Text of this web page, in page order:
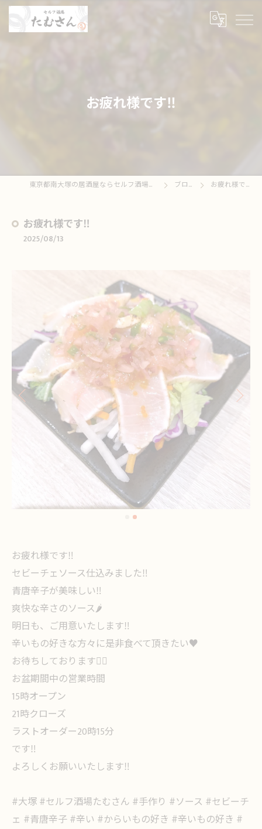
お疲れ様です‼️
東京都南大塚の居酒屋ならセルフ酒場たむさん ブログ お疲れ様です‼️
お疲れ様です‼️
2025/08/13
お疲れ様です‼️
セビーチェソース仕込みました‼️
青唐辛子が美味しい‼️
爽快な辛さのソース🌶
明日も、ご用意いたします‼️
辛いもの好きな方々に是非食べて頂きたい♥️
お待ちしております🙇‍♀️
お盆期間中の営業時間
15時オープン
21時クローズ
ラストオーダー20時15分
です‼️
よろしくお願いいたします‼️
#大塚 #セルフ酒場たむさん #手作り #ソース #セビーチ
ェ #青唐辛子 #辛い #からいもの好き #辛いもの好き #